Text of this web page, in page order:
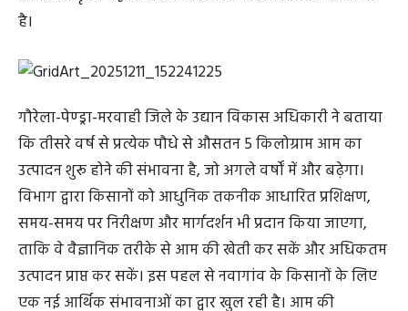
है।
गौरेला-पेण्ड्रा-मरवाही जिले के उद्यान विकास अधिकारी ने बताया
कि तीसरे वर्ष से प्रत्येक पौधे से औसतन 5 किलोग्राम आम का
उत्पादन शुरू होने की संभावना है, जो अगले वर्षों में और बढ़ेगा।
विभाग द्वारा किसानों को आधुनिक तकनीक आधारित प्रशिक्षण,
समय-समय पर निरीक्षण और मार्गदर्शन भी प्रदान किया जाएगा,
ताकि वे वैज्ञानिक तरीके से आम की खेती कर सकें और अधिकतम
उत्पादन प्राप्त कर सकें। इस पहल से नवागांव के किसानों के लिए
एक नई आर्थिक संभावनाओं का द्वार खुल रही है। आम की